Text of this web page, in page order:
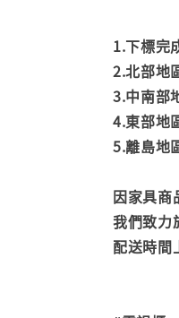
1.下標完
2.北部地
3.中南部
4.東部地
5.離島地
因家具商
我們致力
配送時間